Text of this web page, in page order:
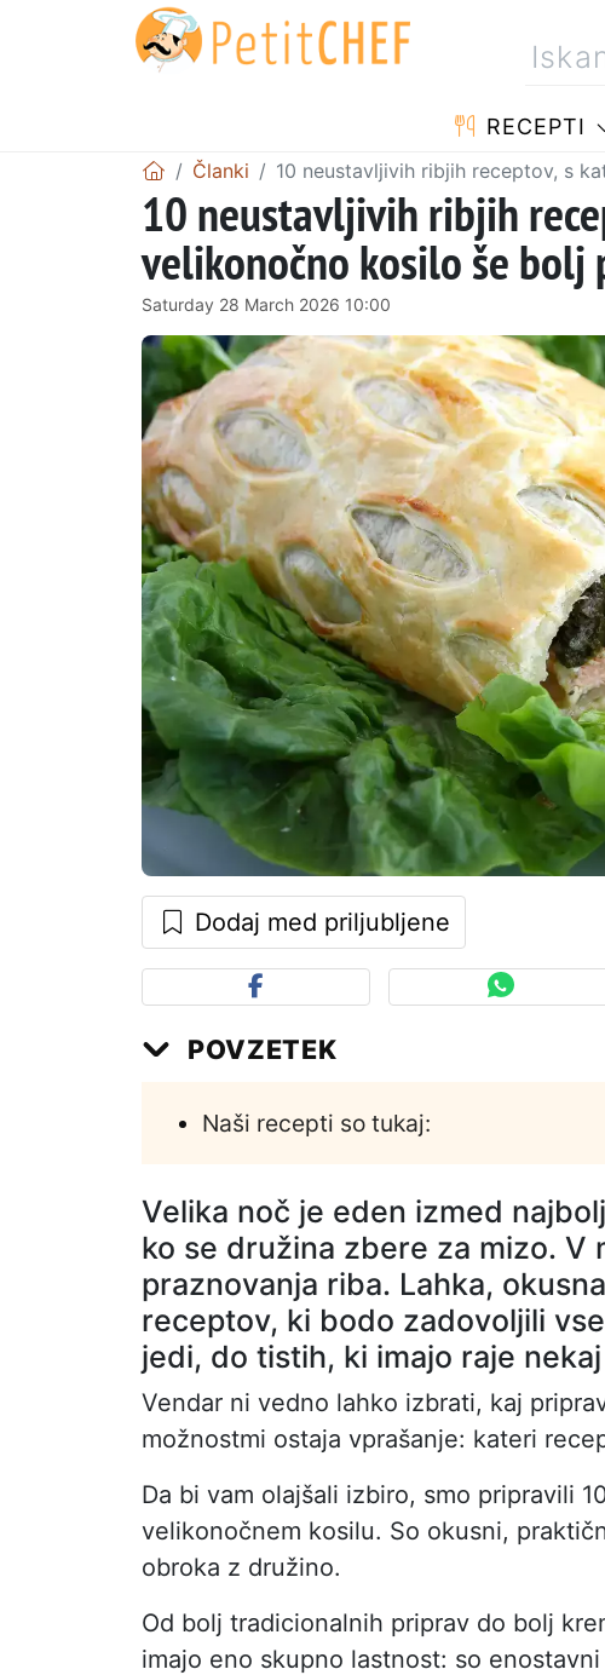
RECEPTI
Članki 10 neustavljivih ribjih receptov, s
10 neustavljivih ribjih
velikonočno kosilo še bolj
Saturday 28 March 2026 10:00
Dodaj med priljubljene
POVZETEK
Naši recepti so tukaj:
Velika noč je eden izmed
ko se družina zbere za mizo. V
praznovanja riba. Lahka,
receptov, ki bodo zadovoljili
jedi, do tistih, ki imajo raje
Vendar ni vedno lahko izbrati, kaj
možnostmi ostaja vprašanje: kateri
Da bi vam olajšali izbiro, smo pripravili
velikonočnem kosilu. So okusni,
obroka z družino.
Od bolj tradicionalnih priprav do bolj
imajo eno skupno lastnost: so